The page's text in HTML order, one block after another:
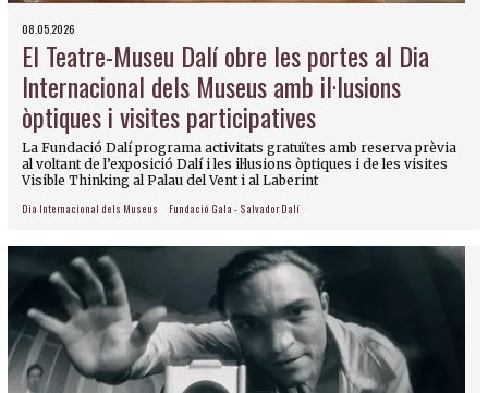
08.05.2026
El Teatre-Museu Dalí obre les portes al Dia
Internacional dels Museus amb il·lusions
òptiques i visites participatives
La Fundació Dalí programa activitats gratuïtes amb reserva prèvia
al voltant de l’exposició Dalí i les il·lusions òptiques i de les visites
Visible Thinking al Palau del Vent i al Laberint
Dia Internacional dels Museus Fundació Gala - Salvador Dalí